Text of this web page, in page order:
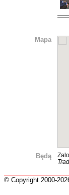
Mapa
Będą
© Copyright 2000-